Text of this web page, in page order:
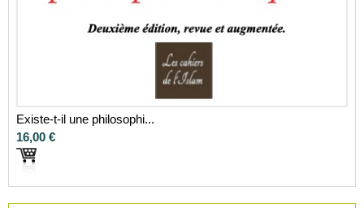
Existe-t-il une philosophi...
16,00 €